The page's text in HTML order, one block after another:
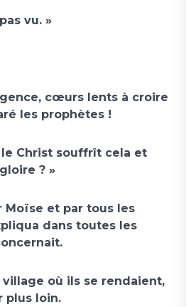
vu. »
cœurs lents à croire
les prophètes !
Christ souffrît cela et
? »
Moïse et par tous les
dans toutes les
où ils se rendaient,
plus loin.